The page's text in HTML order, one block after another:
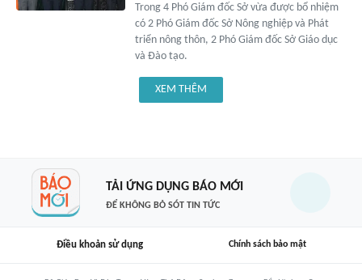
Trong 4 Phó Giám đốc Sở vừa được bổ nhiệm
có 2 Phó Giám đốc Sở Nông nghiệp và Phát
triển nông thôn, 2 Phó Giám đốc Sở Giáo dục
và Đào tạo.
XEM THÊM
TẢI ỨNG DỤNG BÁO MỚI
ĐỂ KHÔNG BỎ SÓT TIN TỨC
Điều khoản sử dụng Chính sách bảo mật